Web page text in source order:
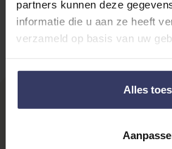
partners kunnen deze
informatie die u aan ze heeft
verzameld op basis van uw
Alles